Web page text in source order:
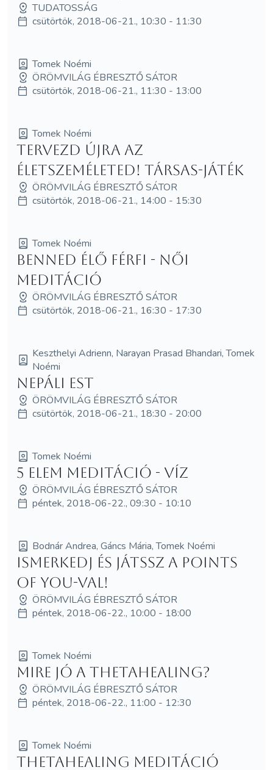
TUDATOSSÁG
csütörtök, 2018-06-21., 10:30 - 11:30
Tomek Noémi
ÖRÖMVILÁG ÉBRESZTŐ SÁTOR
csütörtök, 2018-06-21., 11:30 - 13:00
Tomek Noémi
Tervezd újra az
ÉLETszeméletED! Társas-játék
ÖRÖMVILÁG ÉBRESZTŐ SÁTOR
csütörtök, 2018-06-21., 14:00 - 15:30
Tomek Noémi
Benned élő Férfi - Női
meditáció
ÖRÖMVILÁG ÉBRESZTŐ SÁTOR
csütörtök, 2018-06-21., 16:30 - 17:30
Keszthelyi Adrienn, Narayan Prasad Bhandari, Tomek
Noémi
Nepáli est
ÖRÖMVILÁG ÉBRESZTŐ SÁTOR
csütörtök, 2018-06-21., 18:30 - 20:00
Tomek Noémi
5 elem meditáció - Víz
ÖRÖMVILÁG ÉBRESZTŐ SÁTOR
péntek, 2018-06-22., 09:30 - 10:10
Bodnár Andrea, Gáncs Mária, Tomek Noémi
Ismerkedj és játssz a Points
of You-val!
ÖRÖMVILÁG ÉBRESZTŐ SÁTOR
péntek, 2018-06-22., 10:00 - 18:00
Tomek Noémi
Mire jó a ThetaHealing?
ÖRÖMVILÁG ÉBRESZTŐ SÁTOR
péntek, 2018-06-22., 11:00 - 12:30
Tomek Noémi
ThetaHealing meditáció